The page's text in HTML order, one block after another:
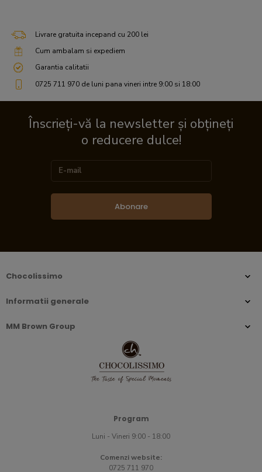
Livrare gratuita incepand cu 200 lei
Cum ambalam si expediem
Garantia calitatii
0725 711 970 de luni pana vineri intre 9:00 si 18:00
Înscrieți-vă la newsletter și obțineți
o reducere dulce!
Abonare
Chocolissimo
Informatii generale
MM Brown Group
Program
Luni - Vineri 9:00 - 18:00
Comenzi website:
0725 711 970